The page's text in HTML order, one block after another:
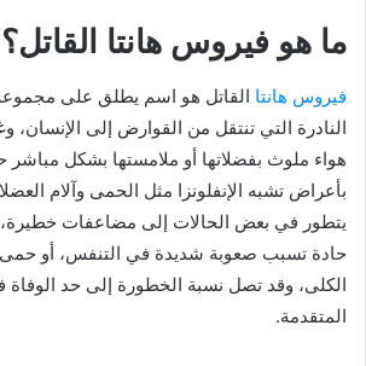
ما هو فيروس هانتا القاتل؟
فيروس هانتا القاتل هو اسم يطلق على
النادرة التي تنتقل من القوارض إلى الإنسان،
هواء ملوث بفضلاتها أو ملامستها بشكل
بأعراض تشبه الإنفلونزا مثل الحمى وآلام
يتطور في بعض الحالات إلى مضاعفات خطيرة،
حادة تسبب صعوبة شديدة في التنفس، أو حمى
الكلى، وقد تصل نسبة الخطورة إلى حد
المتقدمة.